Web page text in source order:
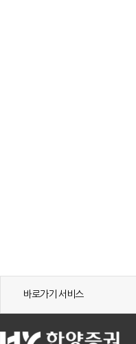
바로가기 서비스